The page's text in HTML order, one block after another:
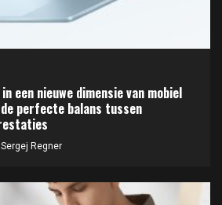
een nieuwe dimensie van mobiel
perfecte balans tussen
Sergej Regner